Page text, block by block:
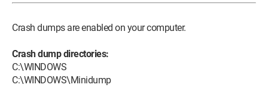
Crash dumps are enabled on your computer.
Crash dump directories:
C:\WINDOWS
C:\WINDOWS\Minidump